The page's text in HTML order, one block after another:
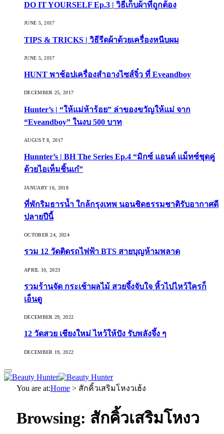
DO IT YOURSELF Ep.3 | วิธีเก็บผ้าที่ถูกต้อง
JUNE 5, 2017
TIPS & TRICKS | วิธีรีดผ้าด้วยเครื่องหนีบผม
JUNE 5, 2017
HUNT พาช้อปเครื่องสำอางไซส์จิ๋ว ที่ Eveandboy
DECEMBER 25, 2017
Hunter’s | “ให้แม่ห้าร้อย” ล่าของขวัญให้แม่ จาก
“Eveandboy” ในงบ 500 บาท
AUGUST 8, 2017
Hunnter’s | BH The Series Ep.4 “มิกซ์ แอนด์ แม็ทซ์ชุดคู่
ด้วยไอเท็มชิ้นเก๋”
JANUARY 16, 2018
ที่พักริมธารน้ำ ใกล้กรุงเทพ นอนชิดธรรมชาติรับอากาศดี
ปลายปีนี้
OCTOBER 24, 2024
รวม 12 วัดติดรถไฟฟ้า BTS สายบุญห้ามพลาด
APRIL 10, 2023
รวมร้านจัด กระเช้าผลไม้ สวยจึ้งจับใจ หิ้วไปไหว้ใครก็
เอ็นดู
DECEMBER 29, 2022
12 วัดสวย เชียงใหม่ ไหว้ให้ปัง รับพลังจึ้ง ๆ
DECEMBER 19, 2022
You are at:Home > สักคิ้วเสริมโหงวเฮ้ง
Browsing: สักคิ้วเสริมโหงว